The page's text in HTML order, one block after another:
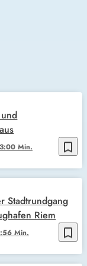
bookmark_border
Min.
bookmark_border
Min.
Stadtrundgang
Riem